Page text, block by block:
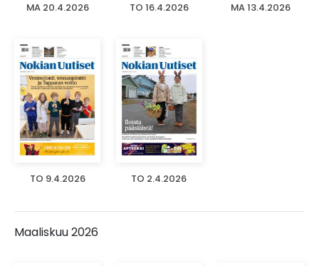
MA 20.4.2026 TO 16.4.2026 MA 13.4.2026
TO 9.4.2026 TO 2.4.2026
Maaliskuu 2026